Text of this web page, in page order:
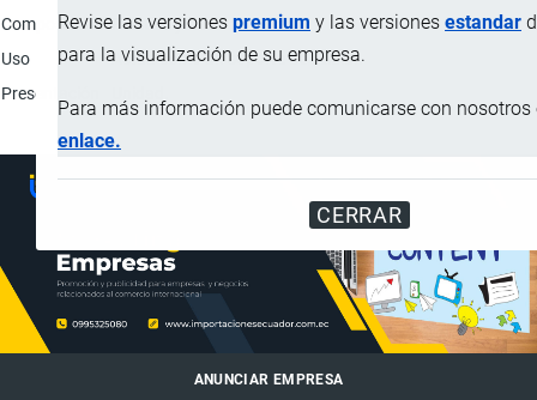
Revise las versiones premium y las versiones estandar
para la visualización de su empresa.
Para más información puede comunicarse con nosotros
enlace.
CERRAR
Composición
Plástico y base de metal.
Uso
Actúa como un soporte de celular.
Presentación
ANUNCIAR EMPRESA